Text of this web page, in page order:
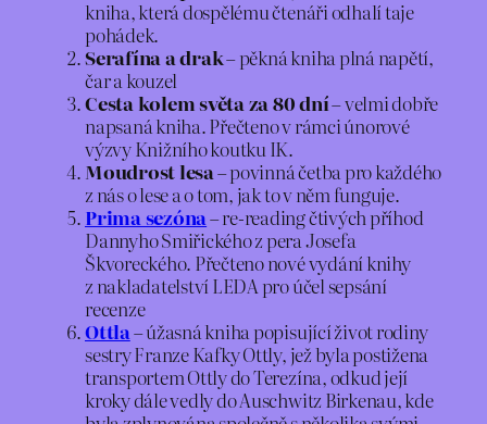
kniha, která dospělému čtenáři odhalí taje
pohádek.
Serafína a drak– pěkná kniha plná napětí,
čar a kouzel
Cesta kolem světa za 80 dní– velmi dobře
napsaná kniha. Přečteno v rámci únorové
výzvy Knižního koutku IK.
Moudrost lesa– povinná četba pro každého
z nás o lese a o tom, jak to v něm funguje.
Prima sezóna– re-reading čtivých příhod
Dannyho Smiřického z pera Josefa
Škvoreckého. Přečteno nové vydání knihy
z nakladatelství LEDA pro účel sepsání
recenze
Ottla– úžasná kniha popisující život rodiny
sestry Franze Kafky Ottly, jež byla postižena
transportem Ottly do Terezína, odkud její
kroky dále vedly do Auschwitz Birkenau, kde